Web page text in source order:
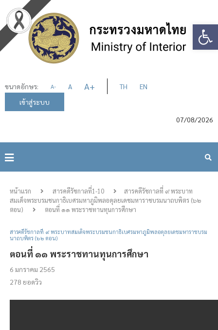
ขนาดอักษร: A- A A+ TH
EN
เข้าสู่ระบบ
07/08/2026
หน้าแรก สารคดีรัชกาลที่1-10
สารคดีรัชกาลที่ ๙ พระบาท
สมเด็จพระบรมชนกาธิเบศรมหาภูมิพลอดุลยเดชมหาราชบรมนาถบพิตร (๖๒
ตอน)
ตอนที่ ๑๑ พระราชทานทุนการศึกษา
สารคดีรัชกาลที่ ๙ พระบาทสมเด็จพระบรมชนกาธิเบศรมหาภูมิพลอดุลยเดชมหาราชบรม
นาถบพิตร (๖๒ ตอน)
ตอนที่ ๑๑ พระราชทานทุนการศึกษา
6 มกราคม 2565
278 ยอดวิว